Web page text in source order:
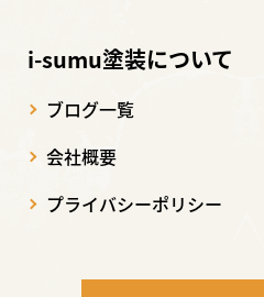
i-sumu塗装について
ブログ一覧
会社概要
プライバシーポリシー